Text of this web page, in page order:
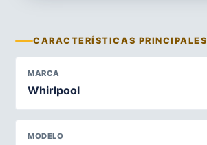
CARACTERÍSTICAS PRINCIPALES
MARCA
Whirlpool
MODELO